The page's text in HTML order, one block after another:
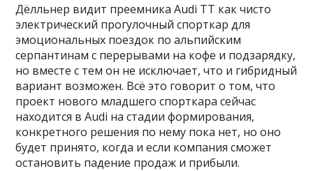
Дёлльнер видит преемника Audi TT как чисто
электрический прогулочный спорткар для
эмоциональных поездок по альпийским
серпантинам с перерывами на кофе и подзарядку,
но вместе с тем он не исключает, что и гибридный
вариант возможен. Всё это говорит о том, что
проект нового младшего спорткара сейчас
находится в Audi на стадии формирования,
конкретного решения по нему пока нет, но оно
будет принято, когда и если компания сможет
остановить падение продаж и прибыли.